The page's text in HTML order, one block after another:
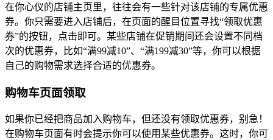
在你心仪的店铺主页里，往往会有一些针对该店铺的专属优惠
券。你只需要进入店铺后，在页面的醒目位置寻找“领取优惠
券”的按钮，点击即可。某些店铺在促销期间还会设置不同档
次的优惠券，比如“满99减10”、“满199减30”等，你可以根据
自己的购物需求选择合适的优惠券。
购物车页面领取
如果你已经把商品加入购物车，但还没有领取优惠券，别急！
在购物车页面有时会提示你可以使用某些优惠券。这时，你可